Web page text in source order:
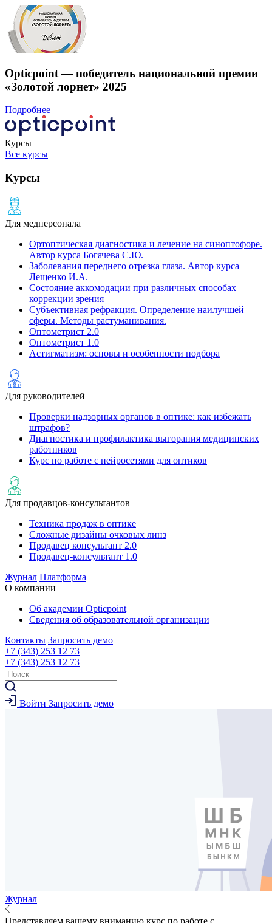
Opticpoint — победитель национальной премии
«Золотой лорнет» 2025
Подробнее
Курсы
Все курсы
Курсы
Для медперсонала
Ортоптическая диагностика и лечение на cиноптофоре.
Автор курса Богачева С.Ю.
Заболевания переднего отрезка глаза. Автор курса
Лещенко И.А.
Состояние аккомодации при различных способах
коррекции зрения
Субъективная рефракция. Определение наилучшей
сферы. Методы растуманивания.
Оптометрист 2.0
Оптометрист 1.0
Астигматизм: основы и особенности подбора
Для руководителей
Проверки надзорных органов в оптике: как избежать
штрафов?
Диагностика и профилактика выгорания медицинских
работников
Курс по работе с нейросетями для оптиков
Для продавцов-консультантов
Техника продаж в оптике
Сложные дизайны очковых линз
Продавец консультант 2.0
Продавец-консультант 1.0
Журнал Платформа
О компании
Об академии Opticpoint
Сведения об образовательной организации
Контакты Запросить демо
+7 (343) 253 12 73
+7 (343) 253 12 73
Войти Запросить демо
Журнал
Представляем вашему вниманию курс по работе с